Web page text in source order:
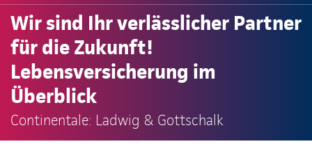
Wir sind Ihr verlässlicher Partner
für die Zukunft!
Lebensversicherung im
Überblick
Continentale: Ladwig & Gottschalk